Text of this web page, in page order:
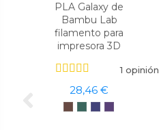
PLA Galaxy de
Bambu Lab
filamento para
impresora 3D
1 opinión
28,46 €